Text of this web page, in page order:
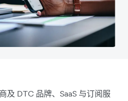
及 DTC 品牌、SaaS 与订阅服